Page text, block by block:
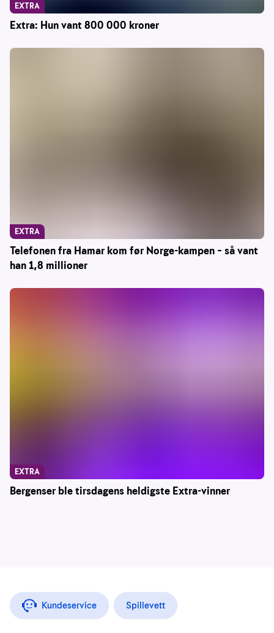
Extra: Hun vant 800 000 kroner
EXTRA
Telefonen fra Hamar kom før Norge-kampen – så vant
han 1,8 millioner
EXTRA
Bergenser ble tirsdagens heldigste Extra-vinner
EXTRA
Kundeservice Spillevett